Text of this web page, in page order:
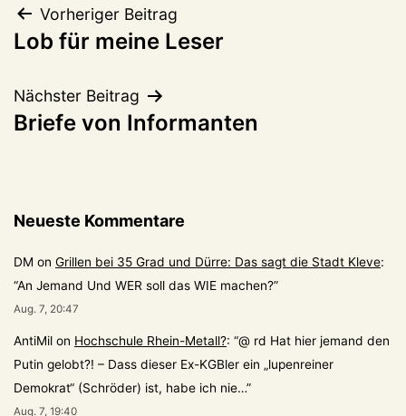
Beitragsnavigation
Vorheriger Beitrag
Lob für meine Leser
Nächster Beitrag
Briefe von Informanten
Neueste Kommentare
DM on Grillen bei 35 Grad und Dürre: Das sagt die Stadt Kleve:
“An Jemand Und WER soll das WIE machen?”
Aug. 7, 20:47
AntiMil on Hochschule Rhein-Metall?: “@ rd Hat hier jemand den
Putin gelobt?! – Dass dieser Ex-KGBler ein „lupenreiner
Demokrat“ (Schröder) ist, habe ich nie…”
Aug. 7, 19:40